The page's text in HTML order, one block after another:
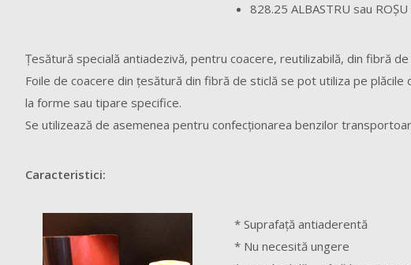
828.25 ALBASTRU sau
Ţesătură specială antiadezivă, pentru coacere, reutilizabilă, din fibră
Foile de coacere din ţesătură din fibră de sticlă se pot utiliza pe
la forme sau tipare specifice.
Se utilizează de asemenea pentru confecţionarea benzilor
Caracteristici:
* Suprafaţă antiaderentă
* Nu necesită ungere